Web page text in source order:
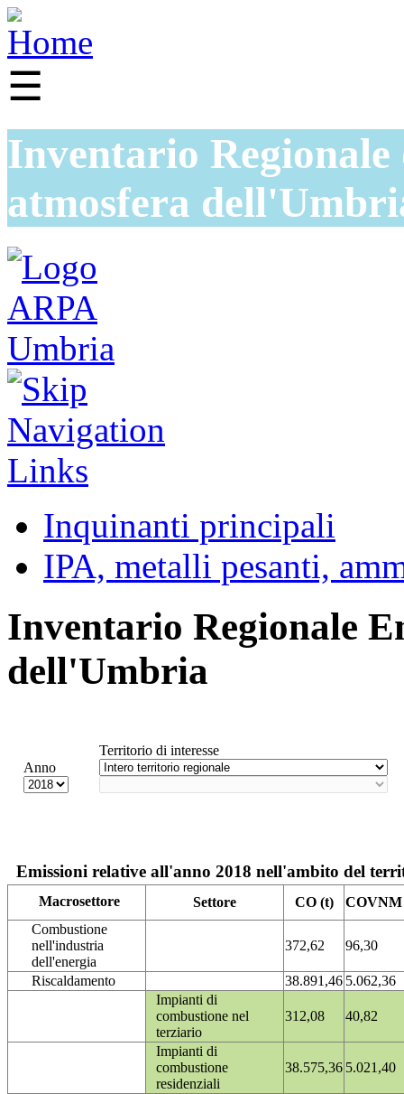
☰
Inventario
atmosfera
Inquinanti principali
IPA, metalli pesanti,
Inventario Regionale
dell'Umbria
Anno
Territorio di interesse
Emissioni relative all'anno 2018 nell'ambito del
Macrosettore Settore CO (t)
COVNM
Combustione
nell'industria
dell'energia
372,62 96,30
Riscaldamento 38.891,46 5.062,36
Impianti di
combustione nel
terziario
312,08 40,82
Impianti di
combustione
residenziali
38.575,36 5.021,40